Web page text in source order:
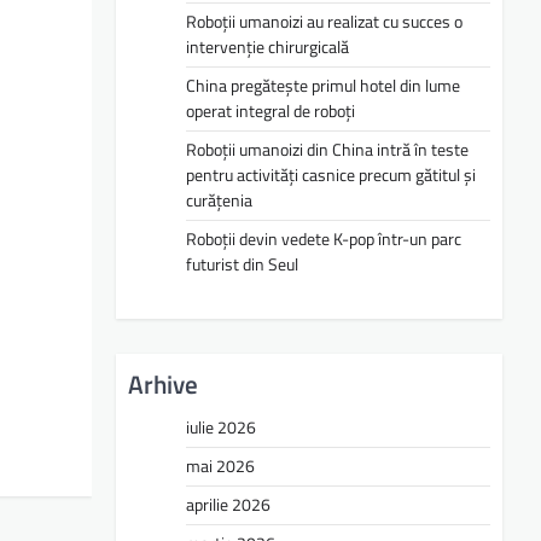
Roboții umanoizi au realizat cu succes o
intervenție chirurgicală
China pregătește primul hotel din lume
operat integral de roboți
Roboții umanoizi din China intră în teste
pentru activități casnice precum gătitul și
curățenia
Roboții devin vedete K-pop într-un parc
futurist din Seul
Arhive
iulie 2026
mai 2026
aprilie 2026